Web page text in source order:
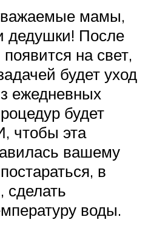
мамы,
дедушки! После
на свет,
будет уход
ежедневных
будет
чтобы эта
вашему
в
сделать
воды.